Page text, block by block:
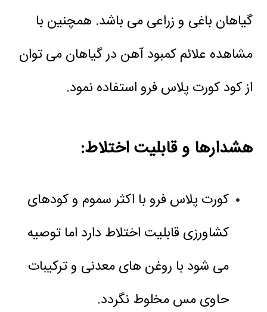
گیاهان باغی و زراعی می باشد. همچنین با
مشاهده علائم کمبود آهن در گیاهان می توان
از کود کورت پلاس فرو استفاده نمود.
هشدارها و قابلیت اختلاط:
کورت پلاس فرو با اکثر سموم و کودهای
کشاورزی قابلیت اختلاط دارد اما توصیه
می شود با روغن های معدنی و ترکیبات
حاوی مس مخلوط نگردد.